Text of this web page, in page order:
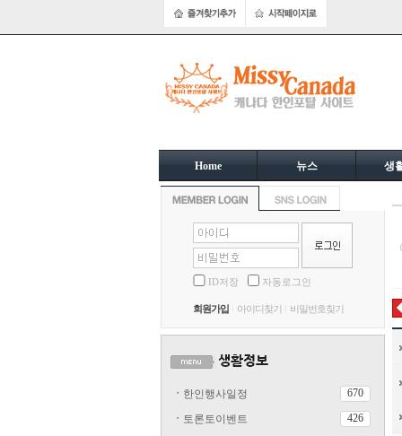
Home 뉴스 생
ID저장 자동로그인
회원가입 아이디찾기 비밀번호찾기
ㆍ 한인행사일정 670
ㆍ 토론토이벤트 426